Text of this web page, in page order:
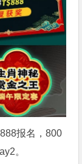
报名，800
。